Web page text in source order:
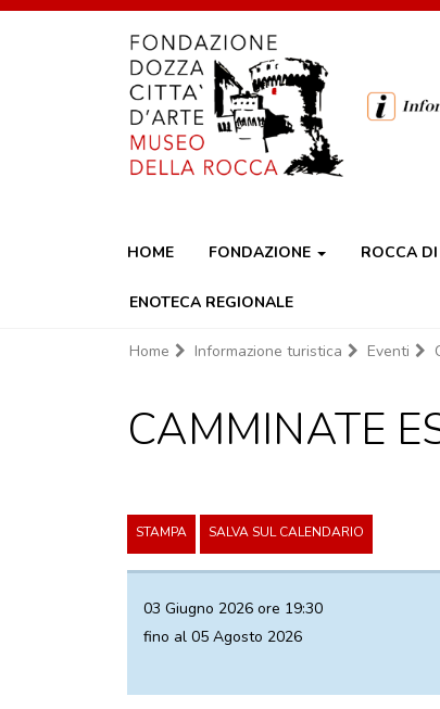
HOME FONDAZIONE ROCCA
ENOTECA REGIONALE
Home Informazione turistica Eventi
CAMMINATE
STAMPA SALVA SUL CALENDARIO
03 Giugno 2026 ore 19:30
fino al 05 Agosto 2026